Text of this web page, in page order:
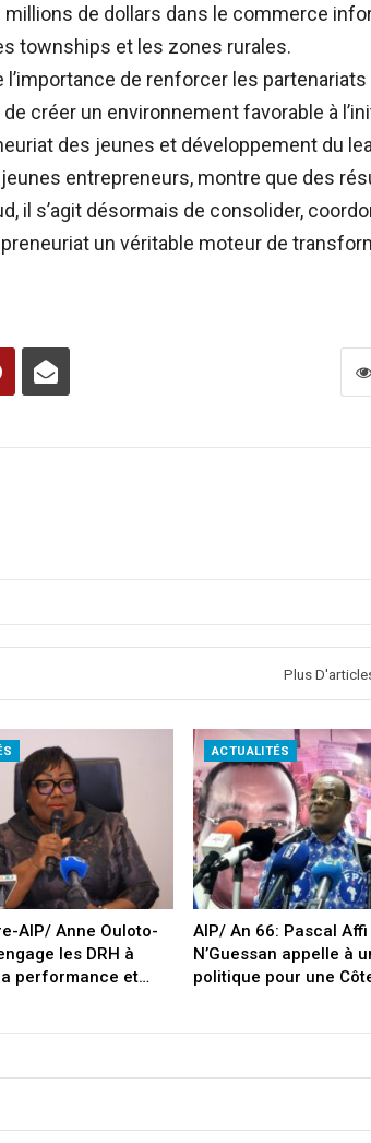
de dollars dans le commerce
townships et les zones rurales.
de renforcer les
créer un environnement favorable à
des jeunes et développement du
entrepreneurs, montre que des
il s’agit désormais de consolider,
un véritable moteur de
Plus
AIP/ Anne Ouloto-
les DRH à
performance et…
ACTUALITÉS
AIP/ An 66: Pascal Affi
N’Guessan appelle à
politique pour une